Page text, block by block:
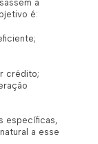
a
é:
crédito;
específicas,
a esse